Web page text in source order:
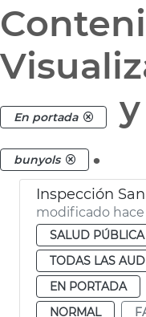
En portada
bunyols .
modificado
SALUD PÚBLICA
TODAS LAS
EN PORTADA
NORMAL